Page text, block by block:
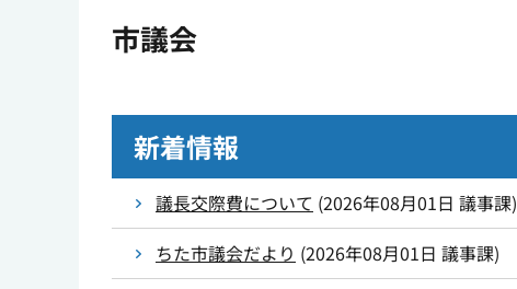
市議会
新着情報
議長交際費について (2026年08月01日 議事課)
ちた市議会だより (2026年08月01日 議事課)